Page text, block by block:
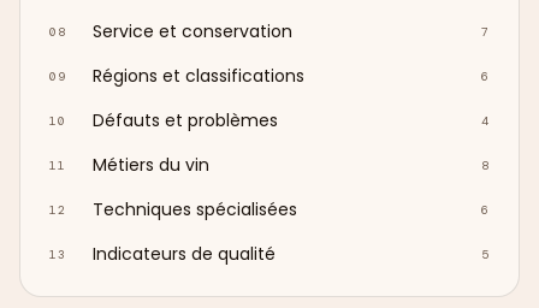
08 Service et conservation 7
09 Régions et classifications 6
10 Défauts et problèmes 4
11 Métiers du vin 8
12 Techniques spécialisées 6
13 Indicateurs de qualité 5